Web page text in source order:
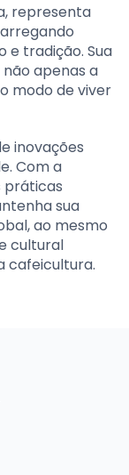
representa
e tradição. Sua
apenas a
modo de viver
inovações
Com a
práticas
sua
ao mesmo
cultural
cafeicultura.